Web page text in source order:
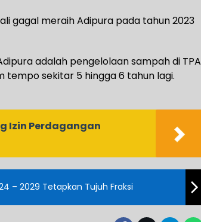
gagal meraih Adipura pada tahun 2023
adalah pengelolaan sampah di TPA
tempo sekitar 5 hingga 6 tahun lagi.
Izin Perdagangan
– 2029 Tetapkan Tujuh Fraksi